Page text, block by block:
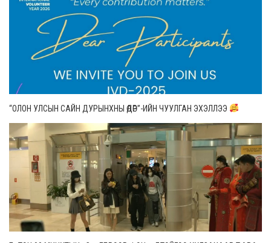
“ОЛОН УЛСЫН САЙН ДУРЫНХНЫ ӨДӨР”-ИЙН ЧУУЛГАН ЭХЭЛЛЭЭ